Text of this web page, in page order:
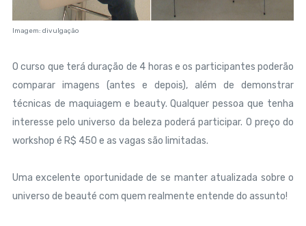
Imagem: divulgação
O curso que terá duração de 4 horas e os participantes poderão
comparar imagens (antes e depois), além de demonstrar
técnicas de maquiagem e beauty.Qualquer pessoa que tenha
interesse pelo universo da beleza poderá participar. O preço do
workshop é R$ 450 e as vagas são limitadas.
Uma excelente oportunidade de se manter atualizada sobre o
universo de beauté com quem realmente entende do assunto!